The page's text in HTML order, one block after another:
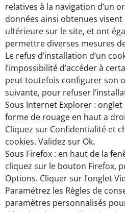
relatives à la navigation d’un
données ainsi obtenues
ultérieure sur le site, et ont
permettre diverses mesures
Le refus d’installation d’un
l’impossibilité d’accéder à
peut toutefois configurer son
suivante, pour refuser
Sous Internet Explorer :
forme de rouage en haut a
Cliquez sur Confidentialité et
cookies. Validez sur Ok.
Sous Firefox : en haut de la
cliquez sur le bouton Firefox,
Options. Cliquer sur l’onglet
Paramétrez les Règles de
paramètres personnalisés